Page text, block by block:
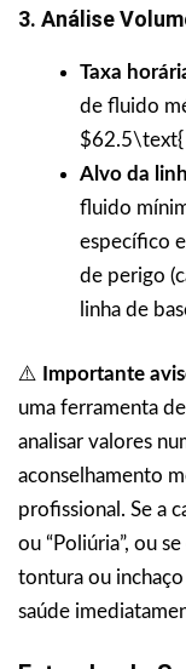
3. Análise
Taxa
de fluido
$62.5\text{
Alvo da
fluido
específico
de perigo
linha de
⚠️ Importante
uma ferramenta
analisar valores
aconselhamento
profissional. Se a
ou “Poliúria”, ou
tontura ou
saúde